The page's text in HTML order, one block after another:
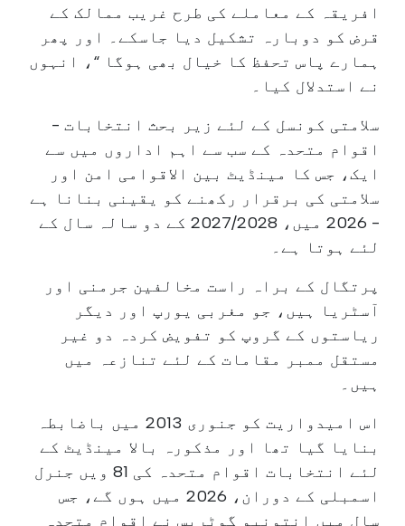
افریقہ کے معاملے کی طرح غریب ممالک کے
قرض کو دوبارہ تشکیل دیا جاسکے۔ اور پھر
ہمارے پاس تحفظ کا خیال بھی ہوگا “، انہوں
نے استدلال کیا۔
سلامتی کونسل کے لئے زیر بحث انتخابات -
اقوام متحدہ کے سب سے اہم اداروں میں سے
ایک، جس کا مینڈیٹ بین الاقوامی امن اور
سلامتی کی برقرار رکھنے کو یقینی بنانا ہے
- 2026 میں، 2027/2028 کے دو سالہ سال کے
لئے ہوتا ہے۔
پرتگال کے براہ راست مخالفین جرمنی اور
آسٹریا ہیں، جو مغربی یورپ اور دیگر
ریاستوں کے گروپ کو تفویض کردہ دو غیر
مستقل ممبر مقامات کے لئے تنازعہ میں
ہیں۔
اس امیدواریت کو جنوری 2013 میں باضابطہ
بنایا گیا تھا اور مذکورہ بالا مینڈیٹ کے
لئے انتخابات اقوام متحدہ کی 81 ویں جنرل
اسمبلی کے دوران، 2026 میں ہوں گے، جس
سال میں انتونیو گوٹریس نے اقوام متحدہ